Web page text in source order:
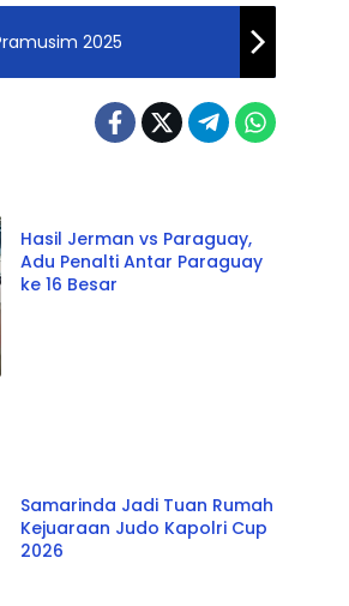
2025
Hasil Jerman vs Paraguay,
Adu Penalti Antar Paraguay
ke 16 Besar
Samarinda Jadi Tuan Rumah
Kejuaraan Judo Kapolri Cup
2026